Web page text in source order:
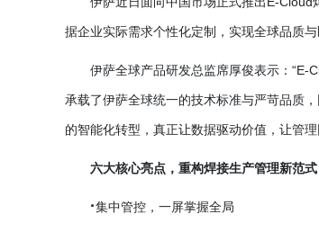
据企业实际需求个性化定制，实现全球品质与
伊萨全球产品研发总监席厚俊表示： “E-
承载了伊萨全球统一的技术标准与严苛品质
的智能化转型，真正让数据驱动价值，让管
六大核心亮点，重构焊接生产管理新范式
·集中管控，一屏掌握全局